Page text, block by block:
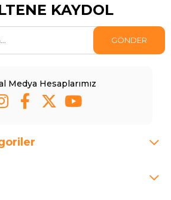
KAYDOL
GÖNDER
Medya Hesaplarımız